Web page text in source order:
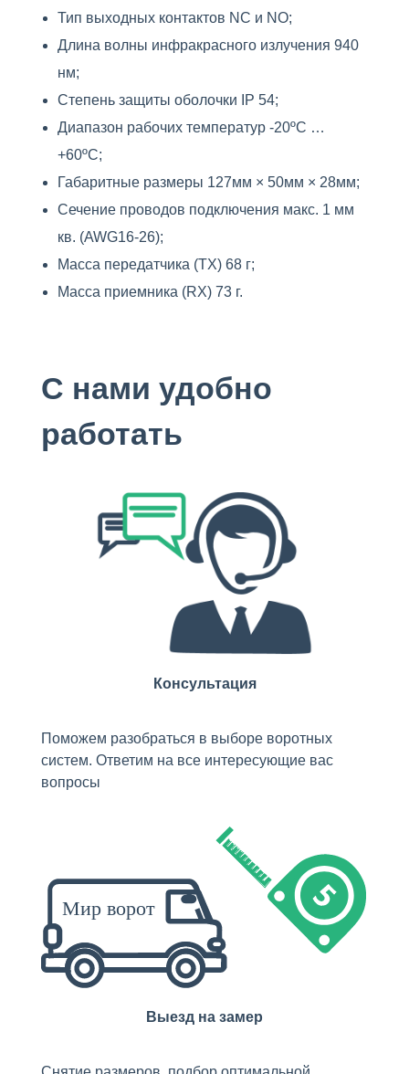
Тип выходных контактов NC и NO;
Длина волны инфракрасного излучения 940
нм;
Степень защиты оболочки IP 54;
Диапазон рабочих температур -20ºС …
+60ºС;
Габаритные размеры 127мм × 50мм × 28мм;
Сечение проводов подключения макс. 1 мм
кв. (AWG16-26);
Масса передатчика (TX) 68 г;
Масса приемника (RX) 73 г.
С нами удобно
работать
Консультация
Поможем разобраться в выборе воротных
систем. Ответим на все интересующие вас
вопросы
Выезд на замер